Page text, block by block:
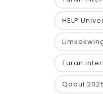
HELP
Turan
Qabul